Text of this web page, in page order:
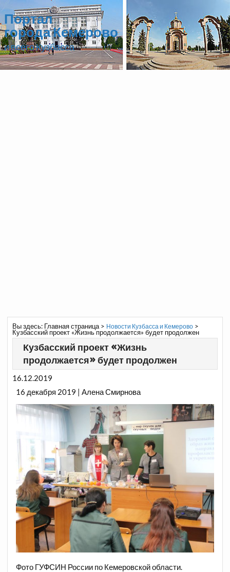
Портал
города Кемерово
и всего Кузбасса
Вы здесь: Главная страница> Новости Кузбасса и Кемерово>
Кузбасский проект «Жизнь продолжается» будет продолжен
Кузбасский проект «Жизнь
продолжается» будет продолжен
16.12.2019
16 декабря 2019 | Алена Смирнова
Фото ГУФСИН России по Кемеровской области.